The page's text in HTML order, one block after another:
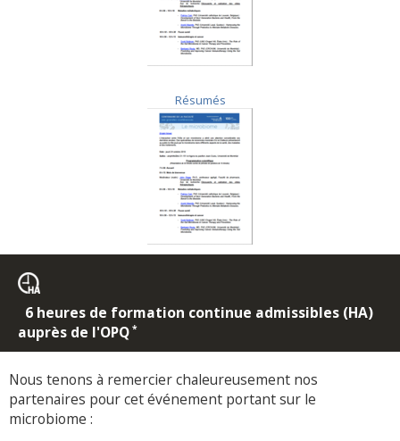
Résumés
6 heures de formation continue admissibles (HA)
auprès de l'OPQ *
Nous tenons à remercier chaleureusement nos
partenaires pour cet événement portant sur le
microbiome :